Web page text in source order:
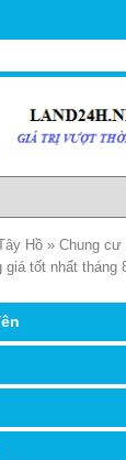
Hồ » Chung cư
tốt nhất tháng